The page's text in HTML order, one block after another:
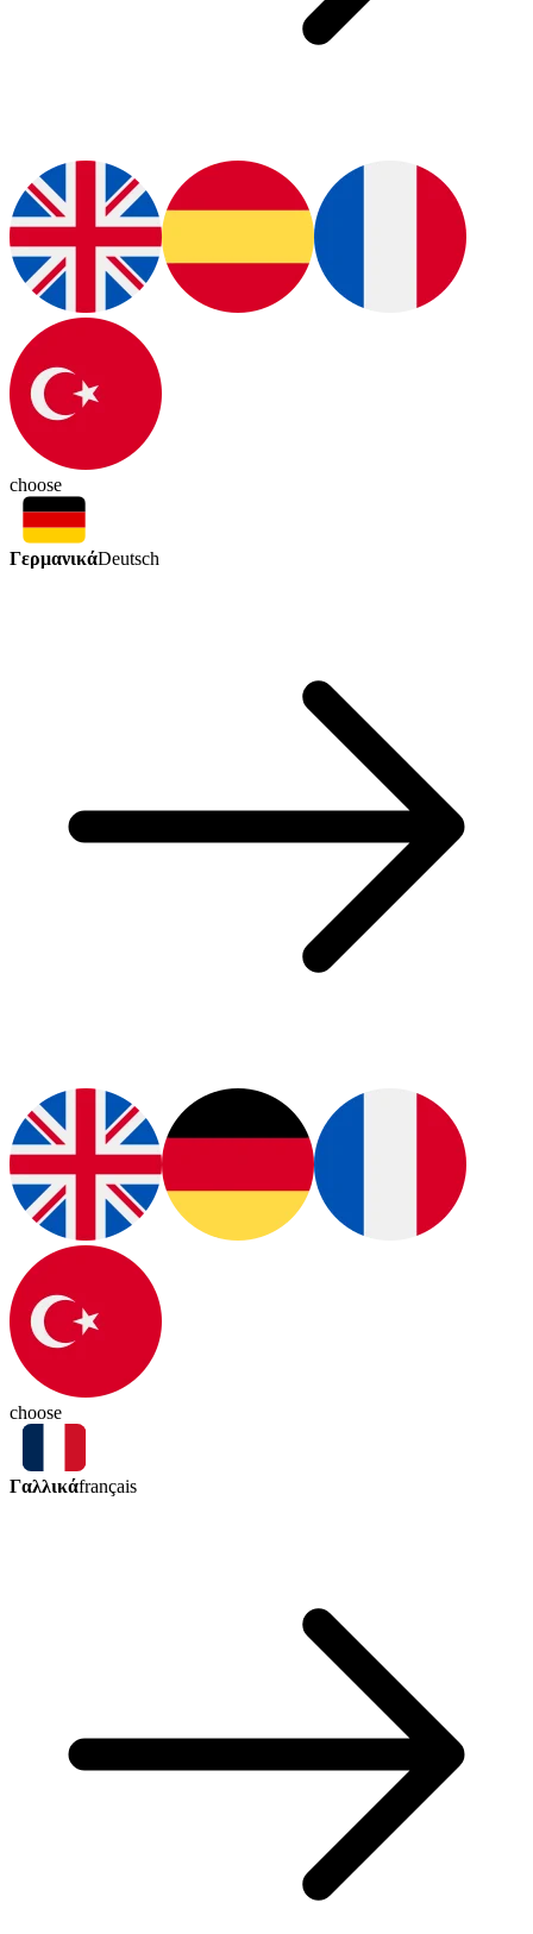
choose
ΓερμανικάDeutsch
choose
Γαλλικάfrançais